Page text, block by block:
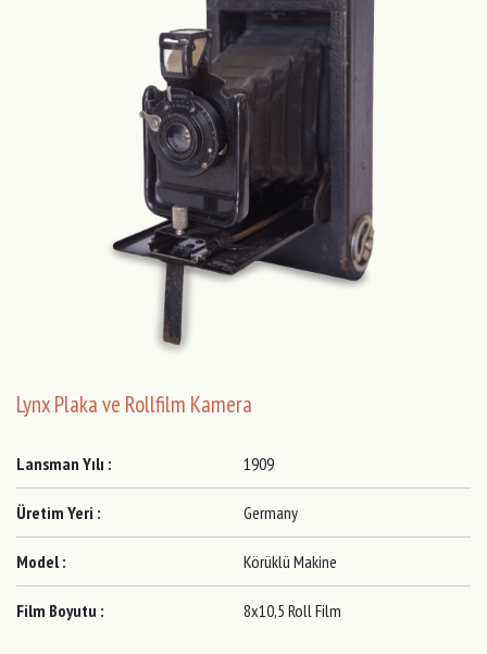
Lynx Plaka ve Rollfilm Kamera
Lansman Yılı : 1909
Üretim Yeri : Germany
Model : Körüklü Makine
Film Boyutu : 8x10,5 Roll Film